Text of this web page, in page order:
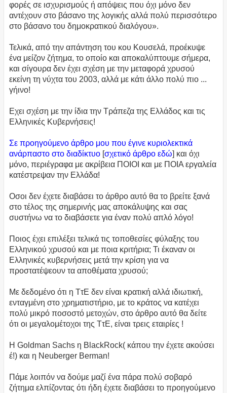
φορές σε ισχυρισμούς ή απόψεις που όχι μόνο δεν
αντέχουν στο βάσανο της λογικής αλλά πολύ περισσότερο
στο βάσανο του δημοκρατικού διαλόγου».
Τελικά, από την απάντηση του κου Κουσελά, προέκυψε
ένα μείζον ζήτημα, το οποίο και αποκαλύπτουμε σήμερα,
και σίγουρα δεν έχει σχέση με την μεταφορά χρυσού
εκείνη τη νύχτα του 2003, αλλά με κάτι άλλο πολύ πιο ...
γήινο!
Εχει σχέση με την ίδια την Τράπεζα της Ελλάδος και τις
Ελληνικές Κυβερνήσεις!
Σε προηγούμενο άρθρο μου που έγινε κυριολεκτικά
ανάρπαστο στο διαδίκτυο[σχετικό άρθρο εδώ] και όχι
μόνο, περιέγραφα με ακρίβεια ΠΟΙΟΙ και με ΠΟΙΑ εργαλεία
κατέστρεψαν την Ελλάδα!
Οσοι δεν έχετε διαβάσει το άρθρο αυτό θα το βρείτε ξανά
στο τέλος της σημερινής μας αποκάλυψης και σας
συστήνω να το διαβάσετε για έναν πολύ απλό λόγο!
Ποιος έχει επιλέξει τελικά τις τοποθεσίες φύλαξης του
Ελληνικού χρυσού και με ποια κριτήρια; Τι έκαναν οι
Ελληνικές κυβερνήσεις μετά την κρίση για να
προστατέψεουν τα αποθέματα χρυσού;
Με δεδομένο ότι η ΤτΕ δεν είναι κρατική αλλά ιδιωτική,
ενταγμένη στο χρηματιστήριο, με το κράτος να κατέχει
πολύ μικρό ποσοστό μετοχών, στο άρθρο αυτό θα δείτε
ότι οι μεγαλομέτοχοι της ΤτΕ, είναι τρεις εταιρίες !
H Goldman Sachs η BlackRock( κάπου την έχετε ακούσει
έ!) και η Neuberger Berman!
Πάμε λοιπόν να δούμε μαζί ένα πάρα πολύ σοβαρό
ζήτημα ελπίζοντας ότι ήδη έχετε διαβάσει το προηγούμενο